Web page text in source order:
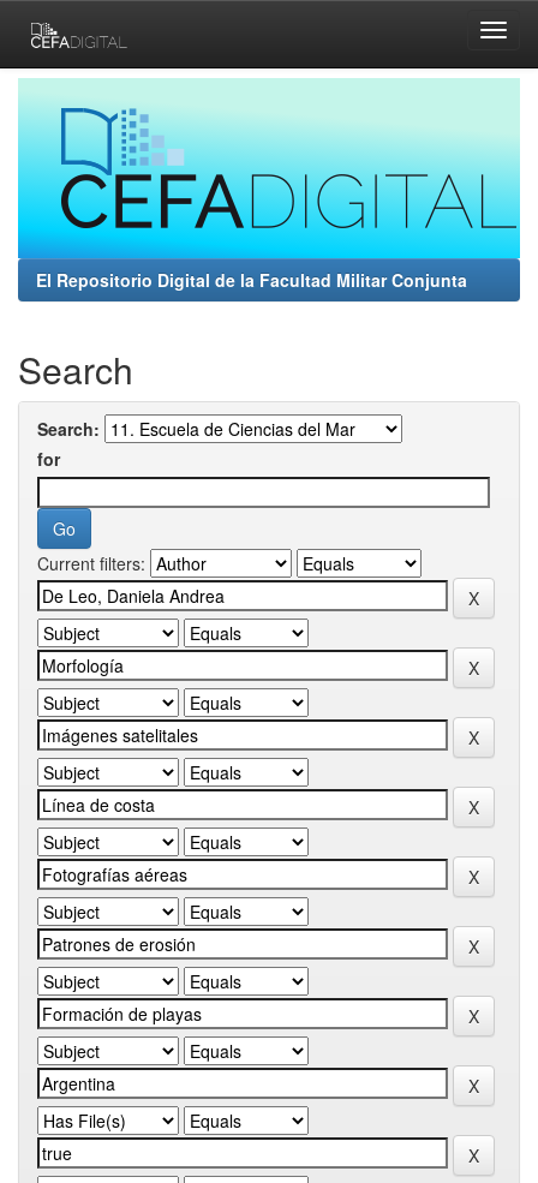
navigation
El Repositorio Digital de la Facultad Militar Conjunta
Search
Search:
for
Current filters: